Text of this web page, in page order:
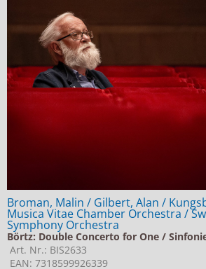
Jobs bei Naxos
Naxos Deutschland Blog
Naxos weltweit
Broman, Malin / Gilbert, Alan /
Musica Vitae Chamber Orchestra /
Symphony Orchestra
Börtz: Double Concerto for One /
Art. Nr.: BIS2633
EAN: 7318599926339